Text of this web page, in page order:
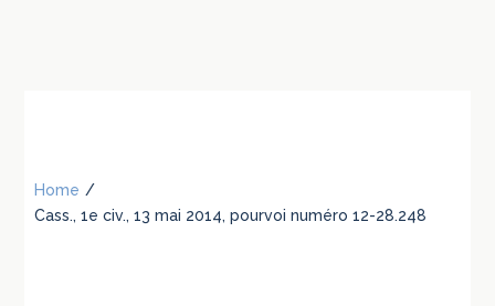
Home /
Cass., 1e civ., 13 mai 2014, pourvoi numéro 12-28.248